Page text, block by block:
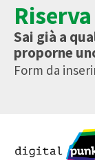
Sai già a
proporne
Form da